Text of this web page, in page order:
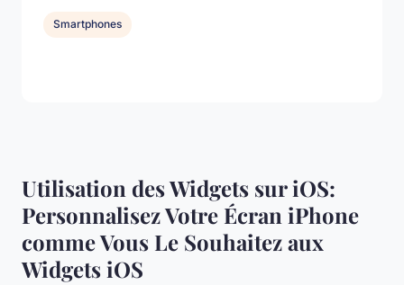
Utilisation des Widgets sur iOS:
Personnalisez Votre Écran iPhone
comme Vous Le Souhaitez aux
Widgets iOS
Smartphones